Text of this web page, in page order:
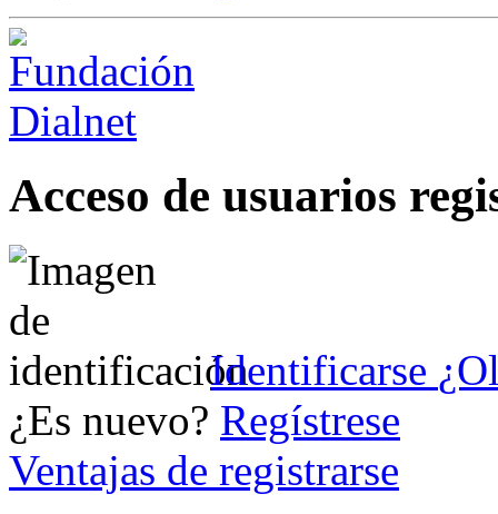
Acceso de usuarios
Identificarse
¿Es nuevo? Regístrese
Ventajas de registrarse